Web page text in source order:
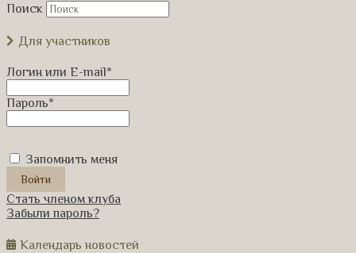
Поиск
Для участников
Логин или E-mail*
Пароль*
Запомнить меня
Стать членом клуба
Забыли пароль?
Календарь новостей